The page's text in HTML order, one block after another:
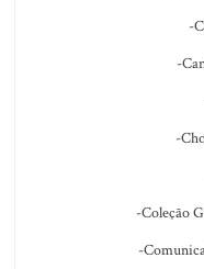
-
-
-
-Coleção
-